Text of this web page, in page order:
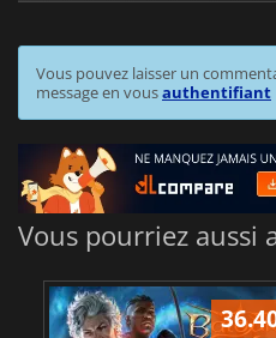
Vous pouvez laisser un
message en vousauthentifiant
Vous pourriez aussi